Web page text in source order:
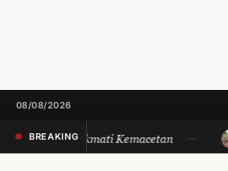
08/08/2026
BREAKING
Sore, Menikmati Kemacetan